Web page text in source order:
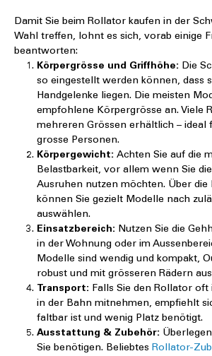
Damit Sie beim Rollator kaufen in der
Wahl treffen, lohnt es sich, vorab einige
beantworten:
Körpergrösse und Griffhöhe: Die
so eingestellt werden können, dass
Handgelenke liegen. Die meisten
empfohlene Körpergrösse an. Viele
mehreren Grössen erhältlich – ideal
grosse Personen.
Körpergewicht: Achten Sie auf die
Belastbarkeit, vor allem wenn Sie
Ausruhen nutzen möchten. Über die
können Sie gezielt Modelle nach
auswählen.
Einsatzbereich: Nutzen Sie die
in der Wohnung oder im
Modelle sind wendig und kompakt,
robust und mit grösseren Rädern
Transport: Falls Sie den Rollator oft
in der Bahn mitnehmen, empfiehlt
faltbar ist und wenig Platz benötigt.
Ausstattung & Zubehör:
Sie benötigen. Beliebtes Rollator-